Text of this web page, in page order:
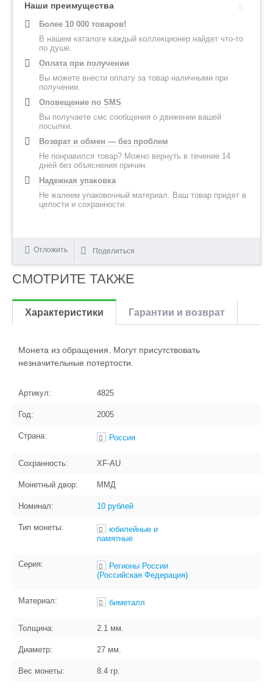
Наши преимущества
Более 10 000 товаров!
В нашем каталоге каждый коллекционер найдет что-то
по душе.
Оплата при получении
Вы можете внести оплату за товар наличными при
получении.
Оповещение по SMS
Вы получаете смс сообщения о движении вашей
посылки.
Возврат и обмен — без проблем
Не понравился товар? Можно вернуть в течение 14
дней без объяснения причин.
Надежная упаковка
Не жалеем упаковочный материал. Ваш товар придет в
целости и сохранности.
Отложить Поделиться
СМОТРИТЕ ТАКЖЕ
Характеристики Гарантии и возврат
Монета из обращения. Могут присутствовать
незначительные потертости.
Артикул: 4825
Год: 2005
Страна: Россия
Сохранность: XF-AU
Монетный двор: ММД
Номинал: 10 рублей
Тип монеты:
юбилейные и
памятные
Серия:
Регионы России
(Российская Федерация)
Материал: биметалл
Толщина: 2.1 мм.
Диаметр: 27 мм.
Вес монеты: 8.4 гр.